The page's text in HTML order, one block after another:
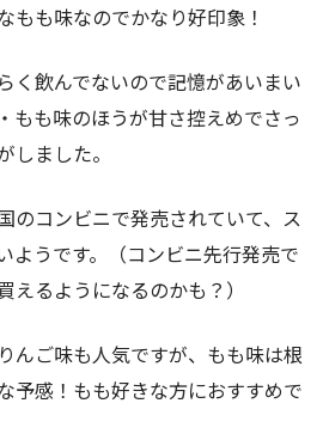
もも味なのでかなり好印象！
く飲んでないので記憶があいまい
もも味のほうが甘さ控えめでさっ
しました。
のコンビニで発売されていて、ス
ようです。（コンビニ先行発売で
えるようになるのかも？）
んご味も人気ですが、もも味は根
予感！もも好きな方におすすめで